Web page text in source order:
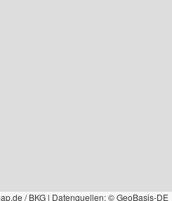
/ BKG | Datenquellen: © GeoBasis-DE